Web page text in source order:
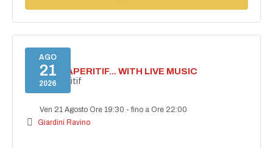
AGO
21
2026
SECRET APERITIF... WITH LIVE MUSIC
Secret aperitif
Ven 21 Agosto Ore 19:30 -fino a Ore 22:00
Giardini Ravino